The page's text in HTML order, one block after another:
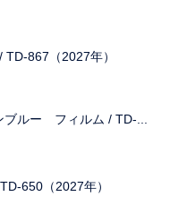
867（2027年）
ルー フィルム / TD-...
650（2027年）